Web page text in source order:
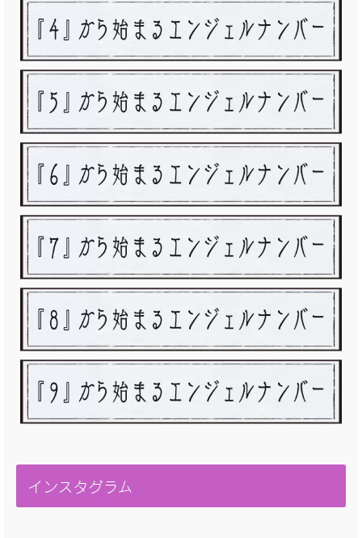
インスタグラム